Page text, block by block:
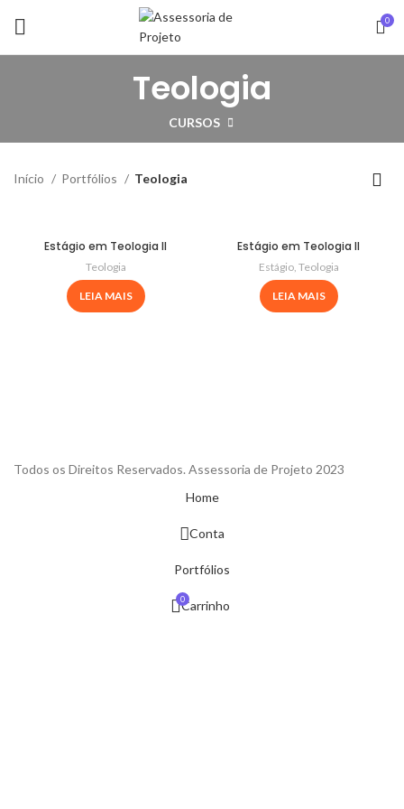
0
Teologia
CURSOS
Início Portfólios Teologia
Estágio em Teologia II
Teologia
LEIA MAIS
Estágio em Teologia II
Estágio, Teologia
LEIA MAIS
Todos os Direitos Reservados. Assessoria de Projeto 2023
Home
Conta
Portfólios
0Carrinho